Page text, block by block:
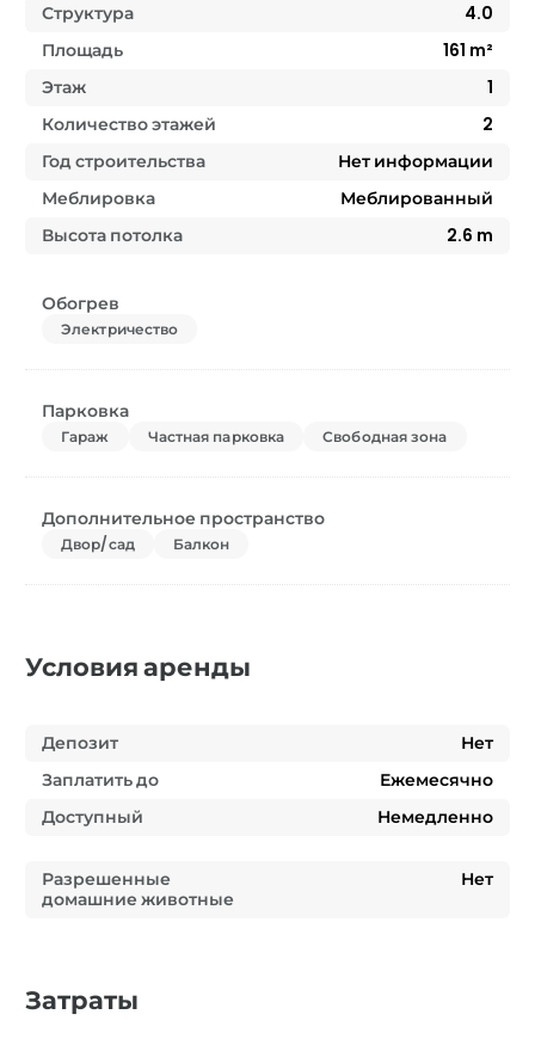
Структура
4.0
Площадь
161 m²
Этаж
1
Количество этажей
2
Год строительства
Нет информации
Меблировка
Меблированный
Высота потолка
2.6 m
Обогрев
Электричество
Парковка
Гараж Частная парковка Свободная зона
Дополнительное пространство
Двор/сад Балкон
Условия аренды
Депозит
Нет
Заплатить до
Ежемесячно
Доступный
Немедленно
Разрешенные
домашние животные
Нет
Затраты